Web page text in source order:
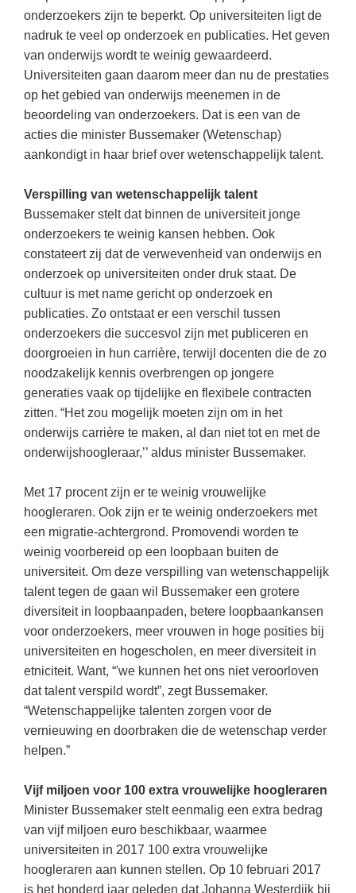
Digitaal onderwijs
Cito toets
Eindexamens
iPad scholen
NIEUWSARCHIEF
Juli 2026
Mei 2026
April 2026
Lespakket ‘Circulaire Economie - van
verpakking tot nieuwe grondstof’
Gastles Zeebenen in de klas
Cursus Leer het heelal begrijpen
Van verdunningscalculator tot
practicumvoorbereiding: gratis online
hulpmiddelen voor science-docenten en
TOA's
DGM in de klas
Techniek(29)
Open vacature
Engels(27)
Duits(23)
Economie(18)
VACATURES PER PLAATS
Amsterdam(91)
Rotterdam
Almere(49)
Den Haag(46)
Dordrecht (36)
Lelystad(19)
Eindhoven(18)
Alkmaar (18)
Zoetermeer(17)
Kerst kleurplaten
PUZZELS
Woordpuzzels
Kruiswoordpuzzels
LEUK IN DE KLAS
Raadsels
Biologie
Burgerschap
Duits
Economie
Filosofie
Frans
Fries (Frysk)
Geschiedenis
Handelswetenschappen
Klassieke Talen
Letterkunde
Levensbeschouwing
Maatschappijleer
Muziek
Natuurkunde
Nederlands
Rekenen / Wiskunde
Scheikunde
Sociale vaardigheden
Studievaardigheden
Techniek
Topografie
Verzorging
THEMA'S
Budgetteren
Boek: Kleine werelden van het zonnestelsel
Leren met klassieke muziek
Lasermachine voor het onderwijs
Lasergraaf
Onderwijs opleidingen
Gratis lesmateriaal Dove self-esteem
Maak uw leerlingen mediawijs!
Rekentuin: altijd en overal rekenen oefenen
op je eigen niveau
Taalzee: adaptief oefenen en toetsen
Theater als middel voor het aanleren van
sociale vaardigheden
Lesmateriaal gebaseerd op
(hersen)onderzoek
Meesterbaan onderwijsvacatures
LEERMETHODEN
Examentraining
Geschiedenis
Media
Nederlands
Rekenen
Sociale vaardigheden
Studievaardigheden
Taalvaardigheden
LESMATERIAAL
Beeldende Vorming
Biologie
Geld PO
Geld VO
onderzoekers zijn te beperkt. Op universiteiten ligt de
nadruk te veel op onderzoek en publicaties. Het geven
van onderwijs wordt te weinig gewaardeerd.
Universiteiten gaan daarom meer dan nu de prestaties
op het gebied van onderwijs meenemen in de
beoordeling van onderzoekers. Dat is een van de
acties die minister Bussemaker (Wetenschap)
aankondigt in haar brief over wetenschappelijk talent.
Verspilling van wetenschappelijk talent
Bussemaker stelt dat binnen de universiteit jonge
onderzoekers te weinig kansen hebben. Ook
constateert zij dat de verwevenheid van onderwijs en
onderzoek op universiteiten onder druk staat. De
cultuur is met name gericht op onderzoek en
publicaties. Zo ontstaat er een verschil tussen
onderzoekers die succesvol zijn met publiceren en
doorgroeien in hun carrière, terwijl docenten die de zo
noodzakelijk kennis overbrengen op jongere
generaties vaak op tijdelijke en flexibele contracten
zitten. “Het zou mogelijk moeten zijn om in het
onderwijs carrière te maken, al dan niet tot en met de
onderwijshoogleraar,’’ aldus minister Bussemaker.
Met 17 procent zijn er te weinig vrouwelijke
hoogleraren. Ook zijn er te weinig onderzoekers met
een migratie-achtergrond. Promovendi worden te
weinig voorbereid op een loopbaan buiten de
universiteit. Om deze verspilling van wetenschappelijk
talent tegen de gaan wil Bussemaker een grotere
diversiteit in loopbaanpaden, betere loopbaankansen
voor onderzoekers, meer vrouwen in hoge posities bij
universiteiten en hogescholen, en meer diversiteit in
etniciteit. Want, “'we kunnen het ons niet veroorloven
dat talent verspild wordt”, zegt Bussemaker.
“Wetenschappelijke talenten zorgen voor de
vernieuwing en doorbraken die de wetenschap verder
helpen.”
Vijf miljoen voor 100 extra vrouwelijke hoogleraren
Minister Bussemaker stelt eenmalig een extra bedrag
van vijf miljoen euro beschikbaar, waarmee
universiteiten in 2017 100 extra vrouwelijke
hoogleraren aan kunnen stellen. Op 10 februari 2017
is het honderd jaar geleden dat Johanna Westerdijk bij